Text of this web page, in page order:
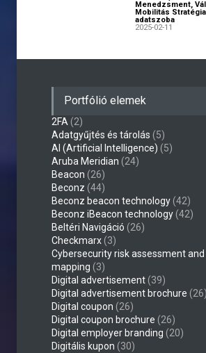
Menedzsment,
Mobilitás Stratégia
adatszoba
2025-02-11
Portfólió elemek
2FA (2)
Adatgyűjtés és tárolás (5)
AI (Artificial Intelligence) (5)
Aruba Meridian (24)
Beacon (26)
Beconz (44)
Beconz beacon technology(42)
Beconz iBeacon technology(42)
Beltéri Navigáció (26)
Checkmarx(3)
Cybersecurity risk assessment
mapping (3)
Digital advertisement(39)
Digital advertisement brochure (26)
Digital coupon (26)
Digital coupon brochure (26)
Digital employer branding (20)
Digitális kupon (30)